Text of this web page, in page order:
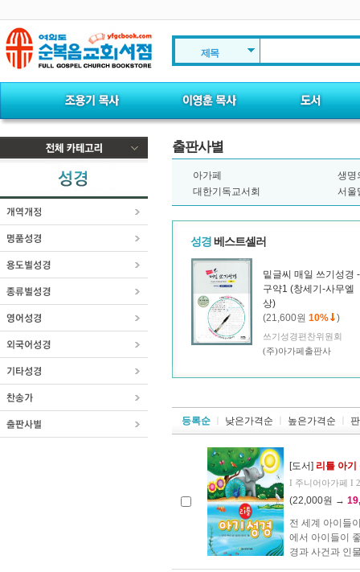
제목
출판사별
아가페
생명
대한기독교서회
서울
성경 베스트셀러
밑글씨 매일 쓰기성경 -
구약1 (창세기-사무엘
상)
(21,600원 10% )
쓰기성경편찬위원회
(주)아가페출판사
등록순 낮은가격순 높은가격순
[도서] 리틀 아
I 주니어아가페 I
(22,000원 →
전 세계 아이들
에서 아이들이
경과 사건과 인